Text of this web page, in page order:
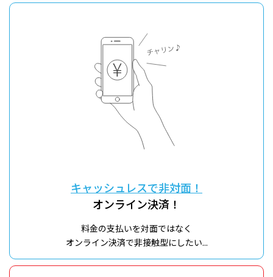
キャッシュレスで非対面！
オンライン決済！
料金の支払いを対面ではなく
オンライン決済で非接触型にしたい...